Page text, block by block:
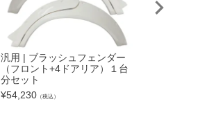
汎用 | ブラッシュフェンダー
（フロント+4ドアリア）１台
分セット
¥54,230 （税込）